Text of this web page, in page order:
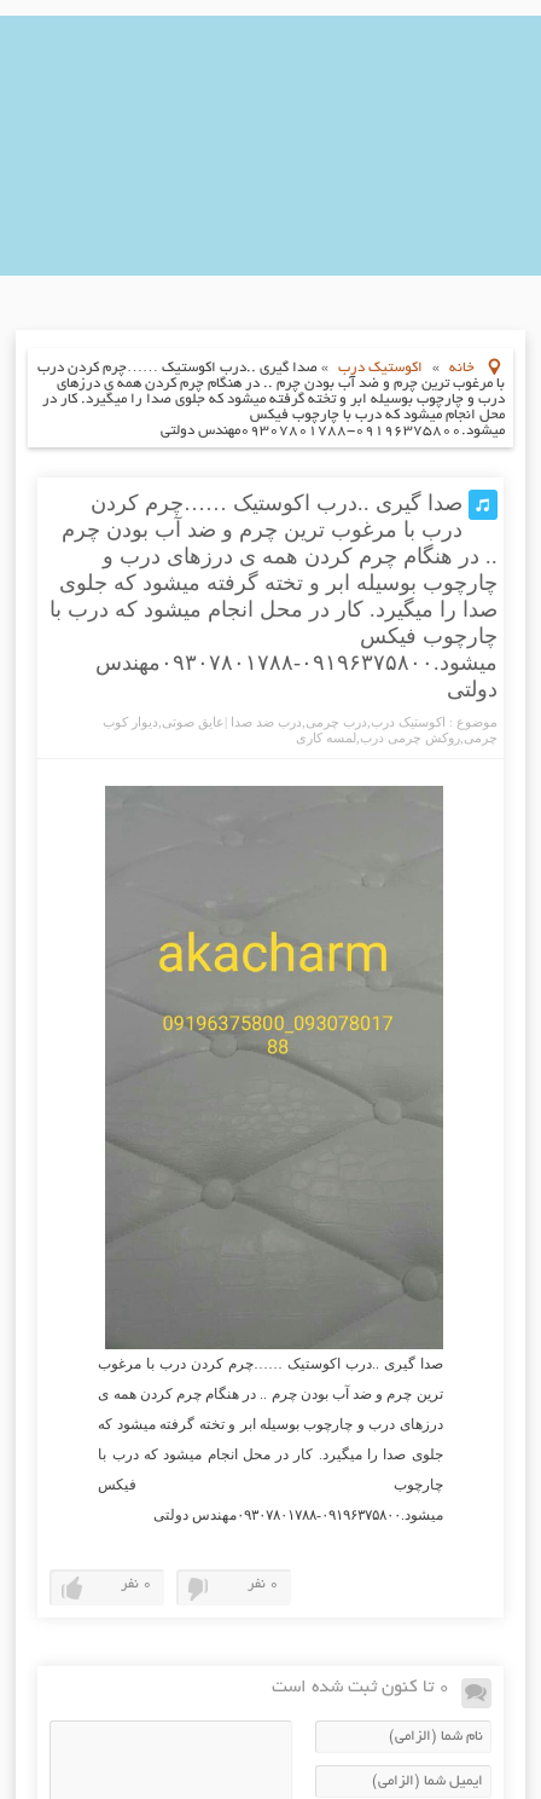
خانه » اکوستیک درب »صدا گیری ..درب اکوستیک ……چرم کردن درب
با مرغوب ترین چرم و ضد آب بودن چرم .. در هنگام چرم کردن همه ی درزهای
درب و چارچوب بوسیله ابر و تخته گرفته میشود که جلوی صدا را میگیرد. کار در
محل انجام میشود که درب با چارچوب فیکس
میشود.۰۹۱۹۶۳۷۵۸۰۰-۰۹۳۰۷۸۰۱۷۸۸مهندس دولتی
صدا گیری ..درب اکوستیک ……چرم کردن
درب با مرغوب ترین چرم و ضد آب بودن چرم
.. در هنگام چرم کردن همه ی درزهای درب و
چارچوب بوسیله ابر و تخته گرفته میشود که جلوی
صدا را میگیرد. کار در محل انجام میشود که درب با
چارچوب فیکس
میشود.۰۹۱۹۶۳۷۵۸۰۰-۰۹۳۰۷۸۰۱۷۸۸مهندس
دولتی
موضوع : اکوستیک درب درب چرمی درب ضد صدا |عایق صوتی دیوار کوب
چرمی ,روکش چرمی درب لمسه کاری
صدا گیری ..درب اکوستیک ……چرم کردن درب با مرغوب
ترین چرم و ضد آب بودن چرم .. در هنگام چرم کردن همه ی
درزهای درب و چارچوب بوسیله ابر و تخته گرفته میشود که
جلوی صدا را میگیرد. کار در محل انجام میشود که درب با
چارچوب فیکس
میشود.۰۹۱۹۶۳۷۵۸۰۰-۰۹۳۰۷۸۰۱۷۸۸مهندس دولتی
0 نفر 0 نفر
0 تا کنون ثبت شده است